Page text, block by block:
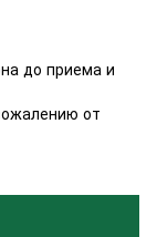
до приема и
от